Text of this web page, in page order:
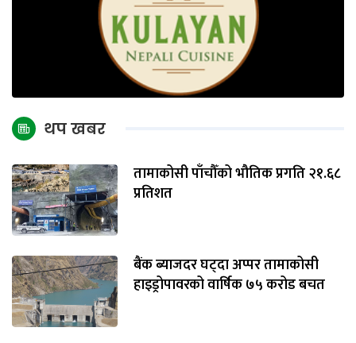
थप खबर
तामाकोसी पाँचौँको भौतिक प्रगति २१.६८
प्रतिशत
बैंक ब्याजदर घट्दा अप्पर तामाकोसी
हाइड्रोपावरको वार्षिक ७५ करोड बचत